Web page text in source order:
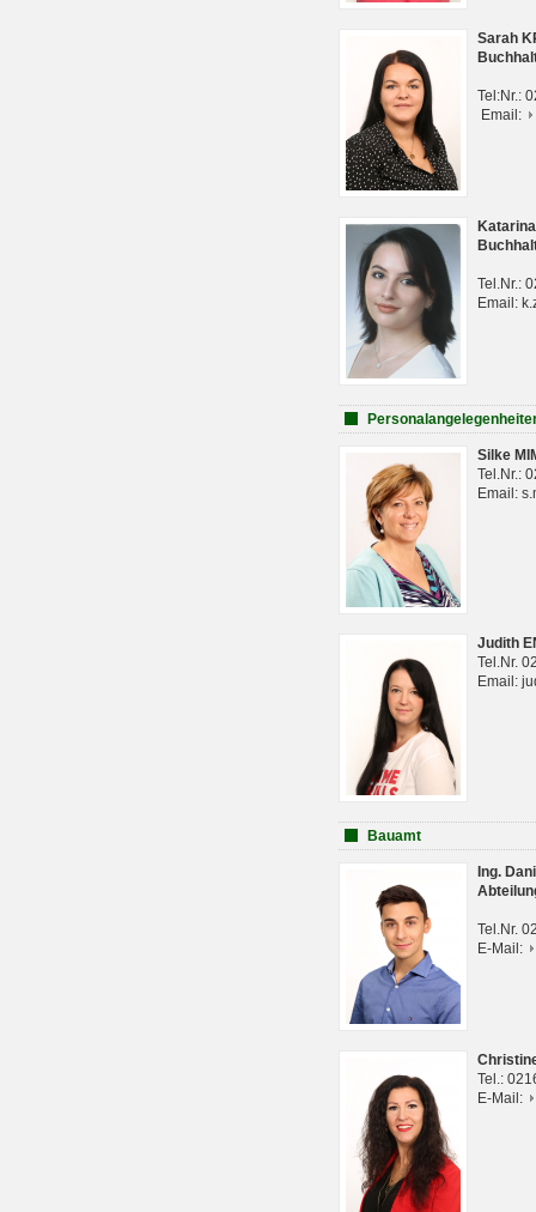
Sarah
Tel:Nr.:
Email:
Tel.Nr.:
Email:
Silke
Tel.Nr.:
Email:
Judith
Tel.Nr.
Email:
Bauamt
Ing.
Tel.Nr.
E-Mail:
Tel.:
E-Mail: